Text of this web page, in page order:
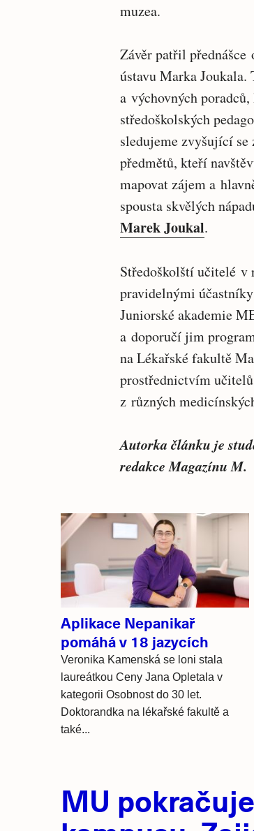
muzea.
Závěr patřil
ústavu Marka Joukala.
a výchovných
středoškolských
sledujeme zvyšující
předmětů, kteří
mapovat zájem a
spousta skvělých
Marek Joukal.
Středoškolští učitelé v
pravidelnými
Juniorské akademie
a doporučí jim
na Lékařské fakultě
prostřednictvím
z různých
Autorka článku je
redakce Magazínu M.
Související
články
Aplikace Nepanikař
pomáhá v 18 jazycích
Veronika Kamenská se loni stala
laureátkou Ceny Jana Opletala v
kategorii Osobnost do 30 let.
Doktorandka na lékařské fakultě a
také...
novinky
MU